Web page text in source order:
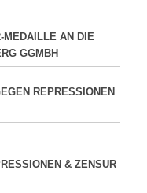
MEDAILLE AN DIE
GGMBH
REPRESSIONEN
& ZENSUR